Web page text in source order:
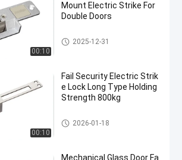
00:10
Mount Electric Strike For
Double Doors
Strike listrik Lock
2025-12-31
00:10
Fail Security Electric Strik
e Lock Long Type Holding
Strength 800kg
Strike listrik Lock
2026-01-18
Mechanical Glass Door Fa